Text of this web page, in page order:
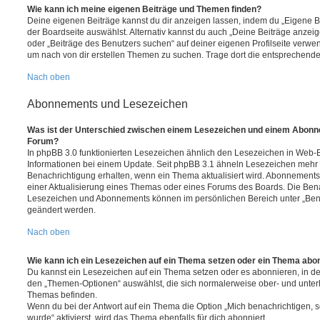
Wie kann ich meine eigenen Beiträge und Themen finden?
Deine eigenen Beiträge kannst du dir anzeigen lassen, indem du „Eigene
der Boardseite auswählst. Alternativ kannst du auch „Deine Beiträge
oder „Beiträge des Benutzers suchen“ auf deiner eigenen Profilseite
um nach von dir erstellen Themen zu suchen. Trage dort die
Nach oben
Abonnements und Lesezeichen
Was ist der Unterschied zwischen einem Lesezeichen und einem
Forum?
In phpBB 3.0 funktionierten Lesezeichen ähnlich den Lesezeichen in
Informationen bei einem Update. Seit phpBB 3.1 ähneln Lesezeichen
Benachrichtigung erhalten, wenn ein Thema aktualisiert wird.
einer Aktualisierung eines Themas oder eines Forums des Boards. Die
Lesezeichen und Abonnements können im persönlichen Bereich unter
geändert werden.
Nach oben
Wie kann ich ein Lesezeichen auf ein Thema setzen oder ein Thema
Du kannst ein Lesezeichen auf ein Thema setzen oder es abonnieren, in
den „Themen-Optionen“ auswählst, die sich normalerweise ober- und
Themas befinden.
Wenn du bei der Antwort auf ein Thema die Option „Mich benachrichtigen,
wurde“ aktivierst, wird das Thema ebenfalls für dich abonniert.